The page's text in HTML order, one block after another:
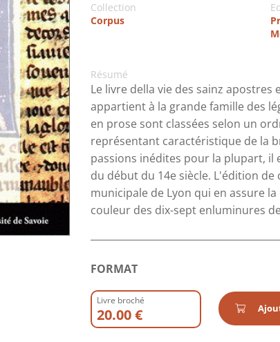
Collection
Corpus
Résumé
Le livre della vie des sainz
appartient à la grande famille des
en prose sont classées selon un
représentant caractéristique de la
passions inédites pour la plupart,
du début du 14e siècle. L'édition
municipale de Lyon qui en assure
couleur des dix-sept enluminures
FORMAT
Livre broché
20.00 €